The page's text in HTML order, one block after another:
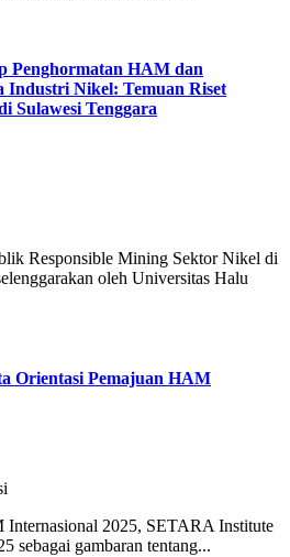
Penghormatan HAM dan
Industri Nikel: Temuan Riset
Sulawesi Tenggara
Responsible Mining Sektor Nikel di
oleh Universitas Halu
Orientasi Pemajuan HAM
2025, SETARA Institute
sebagai gambaran tentang...